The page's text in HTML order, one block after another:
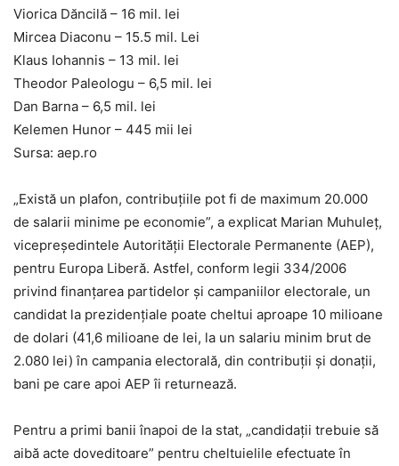
Viorica Dăncilă – 16 mil. lei
Mircea Diaconu – 15.5 mil. Lei
Klaus Iohannis – 13 mil. lei
Theodor Paleologu – 6,5 mil. lei
Dan Barna – 6,5 mil. lei
Kelemen Hunor – 445 mii lei
Sursa: aep.ro
„Există un plafon, contribuțiile pot fi de maximum 20.000
de salarii minime pe economie”, a explicat Marian Muhuleț,
vicepreședintele Autorității Electorale Permanente (AEP),
pentru Europa Liberă. Astfel, conform legii 334/2006
privind finanțarea partidelor și campaniilor electorale, un
candidat la prezidențiale poate cheltui aproape 10 milioane
de dolari (41,6 milioane de lei, la un salariu minim brut de
2.080 lei) în campania electorală, din contribuții și donații,
bani pe care apoi AEP îi returnează.
Pentru a primi banii înapoi de la stat, „candidații trebuie să
aibă acte doveditoare” pentru cheltuielile efectuate în